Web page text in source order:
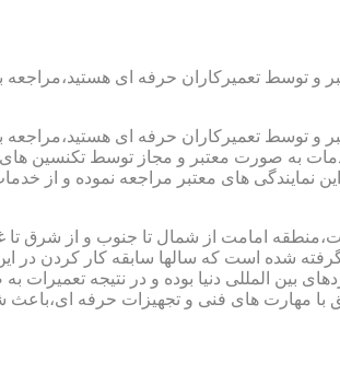
توسط تعمیرکاران حرفه ای هستید،مراجعه
توسط تعمیرکاران حرفه ای هستید،مراجعه
به صورت معتبر و مجاز توسط تکنسین
های معتبر مراجعه نموده و از خدمات
امامت از شمال تا جنوب و از شرق تا
شده است که سالها سابقه کار کردن در این
بین المللی دنیا بوده و در نتیجه
مهارت های فنی و تجهیزات حرفه ای،باعث